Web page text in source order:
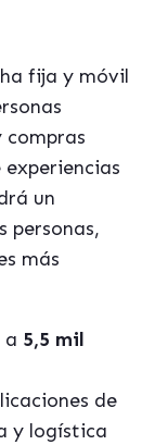
fija y móvil
un
personas,
más
a 5,5 mil
de
y logística